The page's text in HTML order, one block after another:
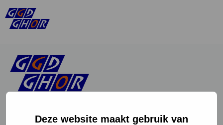
Deze website maakt gebruik van